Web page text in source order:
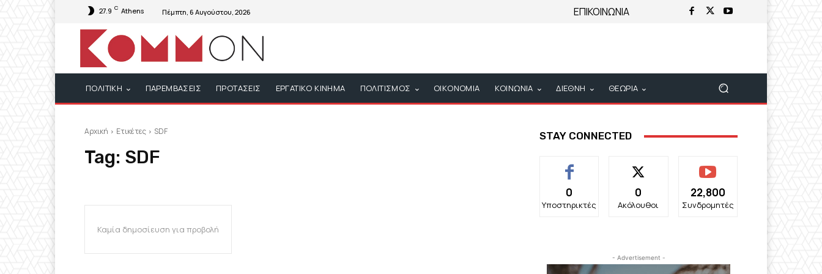
27.9 C Athens Πέμπτη, 6 Αυγούστου, 2026 ΕΠΙΚΟΙΝΩΝΙΑ
ΠΟΛΙΤΙΚΗ ΠΑΡΕΜΒΑΣΕΙΣ ΠΡΟΤΑΣΕΙΣ ΕΡΓΑΤΙΚΟ ΚΙΝΗΜΑ ΠΟΛΙΤΙΣΜΟΣ ΟΙΚΟΝΟΜΙΑ ΚΟΙΝΩΝΙΑ ΔΙΕΘΝΗ ΘΕΩΡΙΑ
Αρχική Ετικέτες SDF
Tag: SDF
Καμία δημοσίευση για προβολή
STAY CONNECTED
0
Υποστηρικτές
0
Ακόλουθοι
22,800
Συνδρομητές
- Advertisement -